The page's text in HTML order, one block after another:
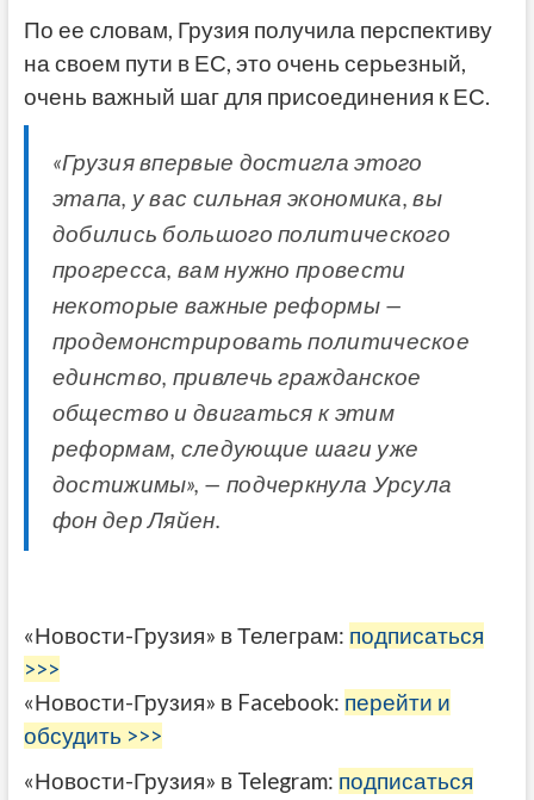
По ее словам, Грузия получила перспективу
на своем пути в ЕС, это очень серьезный,
очень важный шаг для присоединения к ЕС.
«Грузия впервые достигла этого
этапа, у вас сильная экономика, вы
добились большого политического
прогресса, вам нужно провести
некоторые важные реформы —
продемонстрировать политическое
единство, привлечь гражданское
общество и двигаться к этим
реформам, следующие шаги уже
достижимы», — подчеркнула Урсула
фон дер Ляйен.
«Новости-Грузия» в Телеграм: подписаться
>>>
«Новости-Грузия» в Facebook: перейти и
обсудить >>>
«Новости-Грузия» в Telegram: подписаться